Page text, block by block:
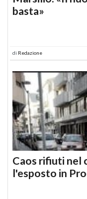
basta»
di Redazione
Caos rifiuti nel
l'esposto in